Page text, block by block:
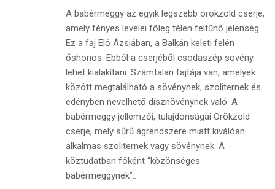
A babérmeggy az egyik legszebb örökzöld cserje,
amely fényes levelei főleg télen feltűnő jelenség.
Ez a faj Elő Ázsiában, a Balkán keleti felén
őshonos. Ebből a cserjéből csodaszép sövény
lehet kialakítani. Számtalan fajtája van, amelyek
között megtalálható a sövénynek, szoliternek és
edényben nevelhető dísznövénynek való. A
babérmeggy jellemzői, tulajdonságai Örökzöld
cserje, mely sűrű ágrendszere miatt kiválóan
alkalmas szoliternek vagy sövénynek. A
köztudatban főként “közönséges
babérmeggynek”...